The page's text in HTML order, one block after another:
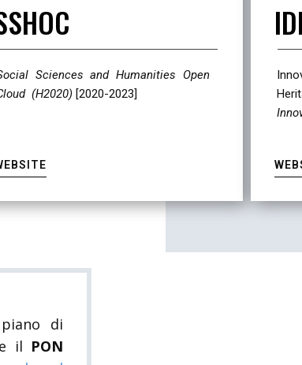
Sciences and Humanities Open
(H2020) [2020-2023]
di
il PON